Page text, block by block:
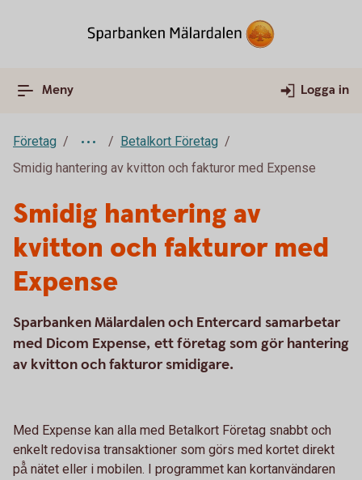
Meny Logga in
Företag
Betalkort Företag
Smidig hantering av kvitton och fakturor med Expense
Smidig hantering av
kvitton och fakturor med
Expense
Sparbanken Mälardalen och Entercard samarbetar
med Dicom Expense, ett företag som gör hantering
av kvitton och fakturor smidigare.
Med Expense kan alla med Betalkort Företag snabbt och
enkelt redovisa transaktioner som görs med kortet direkt
på̊ nätet eller i mobilen. I programmet kan kortanvändaren